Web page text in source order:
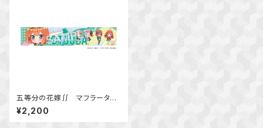
五等分の花嫁∬ マフラータオ
ル 中野 四葉
¥2,200